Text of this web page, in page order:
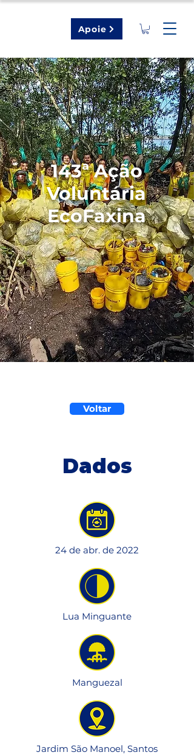
Apoie
143ª Ação
Voluntária
EcoFaxina
Voltar
Dados
24 de abr. de 2022
Lua Minguante
Manguezal
Jardim São Manoel, Santos